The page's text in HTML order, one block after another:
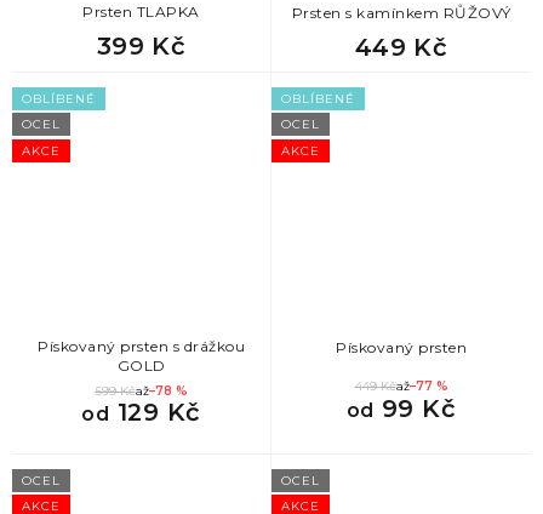
Prsten TLAPKA
399 Kč
Prsten s kamínkem RŮŽOVÝ
449 Kč
AKCE
OBLÍBENÉ
OCEL
Pískovaný prsten s drážkou
GOLD
599 Kčaž–78 %
od 129 Kč
AKCE
OBLÍBENÉ
OCEL
Pískovaný prsten
449 Kčaž–77 %
od 99 Kč
AKCE
OCEL
AKCE
OCEL